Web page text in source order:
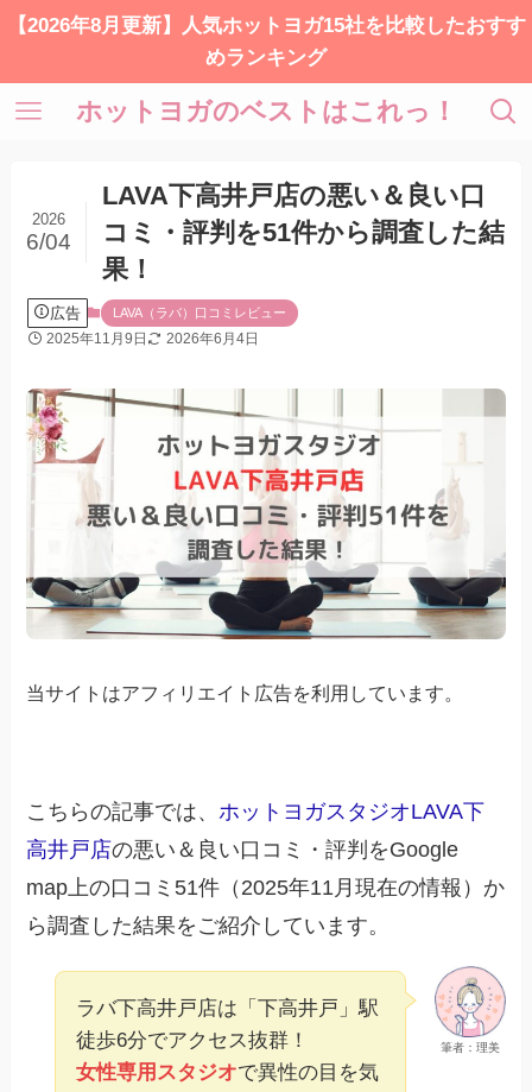
【2026年8月更新】人気ホットヨガ15社を比較したおすす
めランキング
ホットヨガのベストはこれっ！
LAVA下高井戸店の悪い＆良い口
コミ・評判を51件から調査した結
果！
2026
6/04
広告 LAVA（ラバ）口コミレビュー
2025年11月9日 2026年6月4日
当サイトはアフィリエイト広告を利用しています。
こちらの記事では、ホットヨガスタジオLAVA下
高井戸店の悪い＆良い口コミ・評判をGoogle
map上の口コミ51件（2025年11月現在の情報）か
ら調査した結果をご紹介しています。
筆者：理美
ラバ下高井戸店は「下高井戸」駅
徒歩6分でアクセス抜群！
女性専用スタジオで異性の目を気